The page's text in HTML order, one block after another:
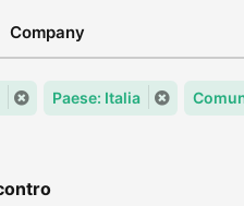
Company
Paese: Italia